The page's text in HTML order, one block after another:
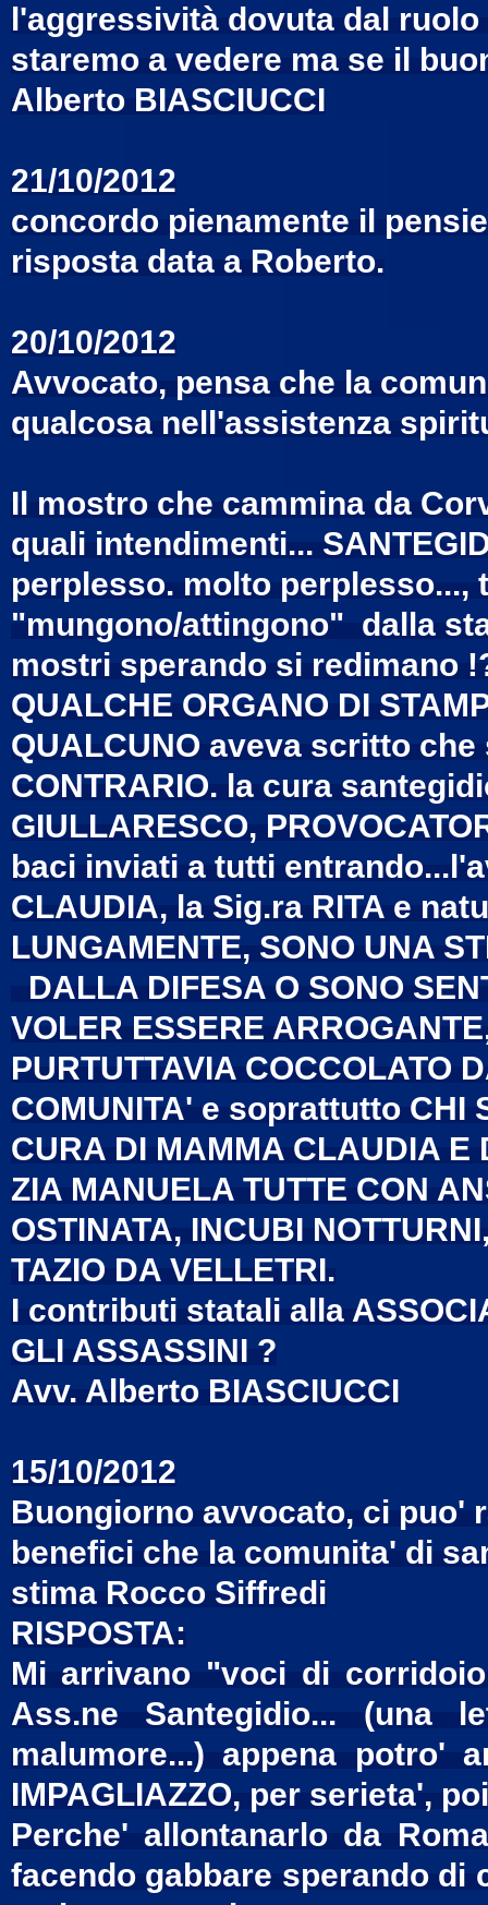
l'aggressività dovuta dal
staremo a vedere ma se il
Alberto BIASCIUCCI
21/10/2012
concordo pienamente il
risposta data a Roberto.
20/10/2012
Avvocato, pensa che la
qualcosa nell'assistenza
Il mostro che cammina da
quali intendimenti...
perplesso. molto perplesso...,
"mungono/attingono" dalla
mostri sperando si redimano
QUALCHE ORGANO DI
QUALCUNO aveva scritto che
CONTRARIO. la cura
GIULLARESCO,
baci inviati a tutti
CLAUDIA, la Sig.ra RITA e
LUNGAMENTE, SONO UNA
DALLA DIFESA O SONO
VOLER ESSERE
PURTUTTAVIA COCCOLATO
COMUNITA' e soprattutto CHI
CURA DI MAMMA CLAUDIA E
ZIA MANUELA TUTTE CON
OSTINATA, INCUBI
TAZIO DA VELLETRI.
I contributi statali alla
GLI ASSASSINI ?
Avv. Alberto BIASCIUCCI
15/10/2012
Buongiorno avvocato, ci puo'
benefici che la comunita' di
stima Rocco Siffredi
RISPOSTA:
Mi arrivano "voci di
Ass.ne Santegidio... (una
malumore...) appena potro'
IMPAGLIAZZO, per serieta',
Perche' allontanarlo da
facendo gabbare sperando di